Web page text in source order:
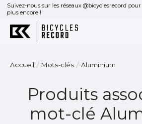
Suivez-nous sur les réseaux @bicyclesrecord
plus encore !
Accueil / Mots-clés / Aluminium
Produits
mot-clé